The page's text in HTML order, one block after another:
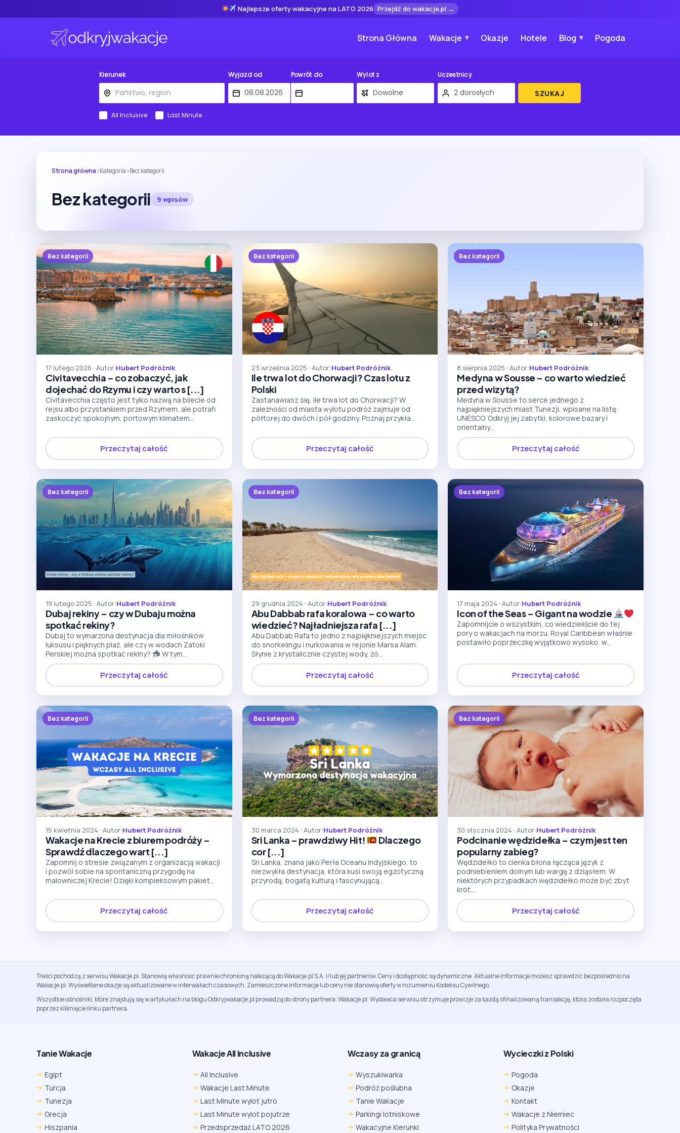
Najlepsze oferty wakacyjne na LATO 2026 Przejdź do wakacje.pl →
Strona Główna Wakacje Okazje Hotele Blog Pogoda
Kierunek Wyjazd od Powrót do Wylot z Uczestnicy
SZUKAJ
All Inclusive Last Minute
Strona główna›Kategoria›Bez kategorii
Bez kategorii 9 wpisów
Bez kategorii
17 lutego 2026 •Autor:Hubert Podróżnik
Civitavecchia – co zobaczyć, jak
dojechać do Rzymu i czy warto s [...]
Civitavecchia często jest tylko nazwą na bilecie od
rejsu albo przystankiem przed Rzymem, ale potrafi
zaskoczyć spokojnym, portowym klimatem...
Przeczytaj całość
Bez kategorii
23 września 2025 •Autor:Hubert Podróżnik
Ile trwa lot do Chorwacji? Czas lotu z
Polski
Zastanawiasz się, ile trwa lot do Chorwacji? W
zależności od miasta wylotu podróż zajmuje od
półtorej do dwóch i pół godziny. Poznaj przykła...
Przeczytaj całość
Bez kategorii
8 sierpnia 2025 •Autor:Hubert Podróżnik
Medyna w Sousse – co warto wiedzieć
przed wizytą?
Medyna w Sousse to serce jednego z
najpiękniejszych miast Tunezji, wpisane na listę
UNESCO. Odkryj jej zabytki, kolorowe bazary i
orientalny...
Przeczytaj całość
Bez kategorii
19 lutego 2025 •Autor:Hubert Podróżnik
Dubaj rekiny – czy w Dubaju można
spotkać rekiny?
Dubaj to wymarzona destynacja dla miłośników
luksusu i pięknych plaż, ale czy w wodach Zatoki
Perskiej można spotkać rekiny?
W tym...
Przeczytaj całość
Bez kategorii
29 grudnia 2024 •Autor:Hubert Podróżnik
Abu Dabbab rafa koralowa – co warto
wiedzieć? Najładniejsza rafa [...]
Abu Dabbab Rafa to jedno z najpiękniejszych miejsc
do snorkelingu i nurkowania w rejonie Marsa Alam.
Słynie z krystalicznie czystej wody, żó...
Przeczytaj całość
Bez kategorii
17 maja 2024 •Autor:Hubert Podróżnik
Icon of the Seas – Gigant na wodzie
Zapomnijcie o wszystkim, co wiedzieliście do tej
pory o wakacjach na morzu. Royal Caribbean właśnie
postawiło poprzeczkę wyjątkowo wysoko, w...
Przeczytaj całość
Bez kategorii
15 kwietnia 2024 •Autor:Hubert Podróżnik
Wakacje na Krecie z biurem podróży –
Sprawdź dlaczego wart [...]
Zapomnij o stresie związanym z organizacją wakacji
i pozwól sobie na spontaniczną przygodę na
malowniczej Krecie! Dzięki kompleksowym pakiet...
Przeczytaj całość
Bez kategorii
30 marca 2024 •Autor:Hubert Podróżnik
Sri Lanka – prawdziwy Hit!
Dlaczego
cor [...]
Sri Lanka, znana jako Perła Oceanu Indyjskiego, to
niezwykła destynacja, która kusi swoją egzotyczną
przyrodą, bogatą kulturą i fascynującą...
Przeczytaj całość
Bez kategorii
30 stycznia 2024 •Autor:Hubert Podróżnik
Podcinanie wędzidełka – czym jest ten
popularny zabieg?
Wędzidełko to cienka błona łącząca język z
podniebieniem dolnym lub wargę z dziąsłem. W
niektórych przypadkach wędzidełko może być zbyt
krót...
Przeczytaj całość
Treści pochodzą z serwisu Wakacje.pl. Stanowią własność prawnie chronioną należącą do Wakacje.pl S.A. i/lub jej partnerów. Ceny i dostępność są dynamiczne. Aktualne informacje możesz sprawdzić bezpośrednio na
Wakacje.pl. Wyświetlane okazje są aktualizowane w interwałach czasowych. Zamieszczone informacje lub ceny nie stanowią oferty w rozumieniu Kodeksu Cywilnego.
Wszystkie odnośniki, które znajdują się w artykułach na blogu Odkryjwakacje.pl prowadzą do strony partnera: Wakacje.pl. Wydawca serwisu otrzymuje prowizje za każdą sfinalizowaną transakcję, która została rozpoczęta
poprzez kliknięcie linku partnera.
Tanie Wakacje
Egipt
Turcja
Tunezja
Grecja
Hiszpania
Wakacje All Inclusive
All Inclusive
Wakacje Last Minute
Last Minute wylot jutro
Last Minute wylot pojutrze
Przedsprzedaż LATO 2026
Wczasy za granicą
Wyszukiwarka
Podróż poślubna
Tanie Wakacje
Parkingi lotniskowe
Wakacyjne Kierunki
Wycieczki z Polski
Pogoda
Okazje
Kontakt
Wakacje z Niemiec
Polityka Prywatności